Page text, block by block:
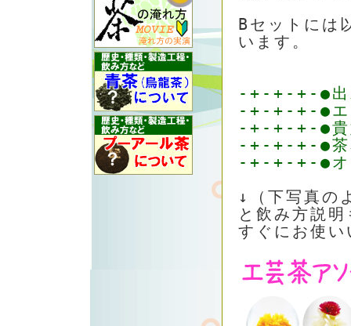
Bセットには
います。
-+-+-+-●
-+-+-+-●エ
-+-+-+-●貴
-+-+-+-●
-+-+-+-●オ
↓（下写真の
と飲み方説
すぐにお使